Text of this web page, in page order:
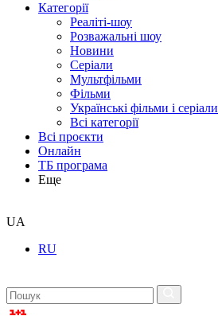
Категорії
Реаліті-шоу
Розважальні шоу
Новини
Серіали
Мультфільми
Фільми
Українські фільми і серіали
Всі категорії
Всі проєкти
Онлайн
ТБ програма
Еще
UA
RU